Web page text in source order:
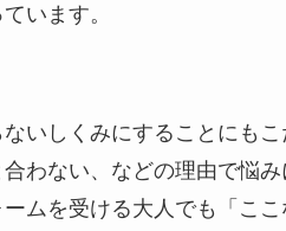
います。
いしくみにすることにも
わない、などの理由で悩
ムを受ける大人でも「こ